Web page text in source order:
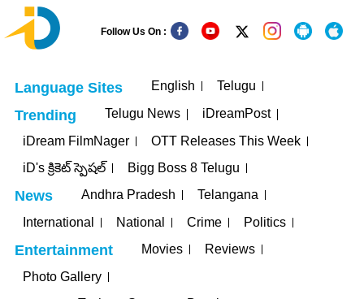
Follow Us On :
Language Sites English Telugu
Trending Telugu News
iDreamPost
iDream FilmNager
OTT Releases This Week
iD's క్రికెట్ స్పెషల్
Bigg Boss 8 Telugu
News Andhra Pradesh
Telangana
International
National Crime Politics
Entertainment Movies
Reviews
Photo Gallery